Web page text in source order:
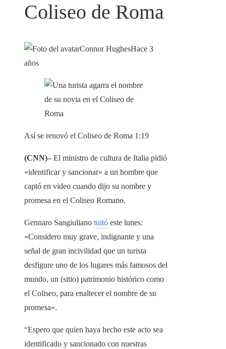
Coliseo de Roma
Connor HughesHace 3
años
Así se renovó el Coliseo de Roma 1:19
(CNN)– El ministro de cultura de Italia pidió
«identificar y sancionar» a un hombre que
captó en video cuando dijo su nombre y
promesa en el Coliseo Romano.
Gennaro Sangiuliano tuitó este lunes:
«Considero muy grave, indignante y una
señal de gran incivilidad que un turista
desfigure uno de los lugares más famosos del
mundo, un (sitio) patrimonio histórico como
el Coliseo, para enaltecer el nombre de su
promesa».
“Espero que quien haya hecho este acto sea
identificado y sancionado con nuestras